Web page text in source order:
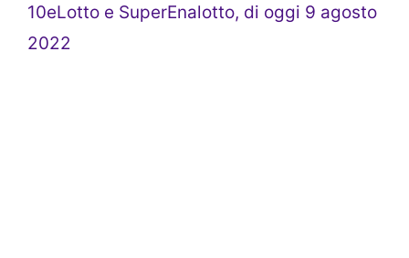
10eLotto e SuperEnalotto, di oggi 9 agosto
2022